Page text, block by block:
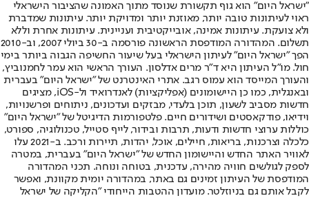
"ישראל היום" הוא גוף תקשורת שנוסד מתוך האמונה שהציבור הישראלי
ראוי לעיתונות טובה יותר, מאוזנת יותר ומדויקת יותר. עיתונות שמדברת
ולא צועקת. עיתונות אמינה, אובייקטיבית ועניינית. עיתונות אחרת וללא
תשלום. המהדורה המודפסת הראשונה פורסמה ב-30 ביולי 2007, וב-2010
הפך "ישראל היום" לעיתון הישראלי בעל שיעור החשיפה הגבוה ביותר בימי
חול. מו"ל העיתון היא ד"ר מרים אדלסון. העורך הראשי הוא עמר לחמנוביץ,
והעורך המייסד הוא עמוס רגב. אתרי האינטרנט של "ישראל היום" בעברית
ובאנגלית, כמו כן היישומונים (אפליקציות) לאנדרואיד ול-iOS, מציגים
חדשות מסביב לשעון, תוכן בלעדי, מבזקים ועדכונים, ניתוחים ופרשנויות,
וידיאו, פודקאסטים ושידורים חיים. פלטפורמות הדיגיטל של "ישראל היום"
כוללות ערוצי חדשות ודעות, תרבות ובידור, לייף סטייל, טכנולוגיה, ספורט,
כלכלה וצרכנות, בריאות, חיילים, אוכל, יהדות, תיירות ורכב. ב-2021 עלו
לאוויר האתר החדש והיישומון החדש של "ישראל היום" בעברית, במטרה
לספק לגולשים חוויה מהירה, עדכנית, בטוחה ונוחה. תכני המהדורה
המודפסת של העיתון זמינים גם באתר, במהדורה יומית מקוונת, ואפשר
לקבל אותם גם בניוזלטר. מועדון ההטבות הייחודי "הקליקה של ישראל